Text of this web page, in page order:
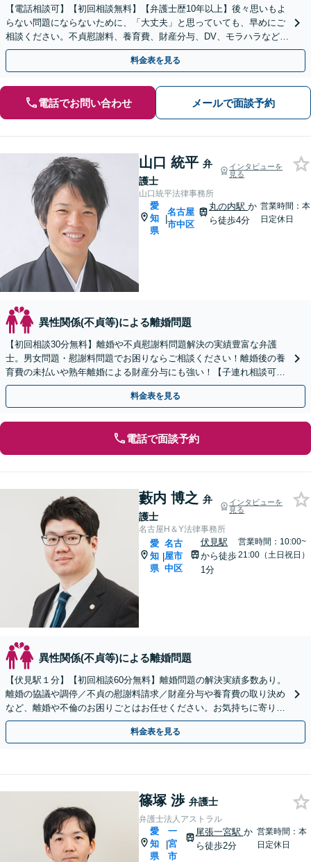
【電話相談可】【初回相談無料】【弁護士歴10年以上】後々思いもよ
らない問題にならないために、「大丈夫」と思っていても、早めにご
相談ください。不貞慰謝料、養育費、財産分与、DV、モラハラなど
【出張相談可】【名古屋駅10分】
料金表を見る
電話でお問い合わせ メールで面談予約
山口 統平 弁
護士
インタビューを
見る
山口統平法律事務所
愛
知
県
|
名古屋
市中区
丸の内駅か
ら徒歩4分
営業時間：本
日定休日
異性関係(不貞等)による離婚問題
【初回相談30分無料】離婚や不貞慰謝料問題解決の実績豊富な弁護
士。男女問題・慰謝料問題でお困りならご相談ください！離婚後の養
育費の未払いや熟年離婚による財産分与にも強い！【子連れ相談可】
【完全個室】【名古屋市「丸の内」駅4分】
料金表を見る
電話で面談予約
藪内 博之 弁
護士
インタビューを
見る
名古屋H＆Y法律事務所
愛
知
県
|
名古
屋市
中区
伏見駅
から徒歩
1分
営業時間：10:00~
21:00（土日祝日）
異性関係(不貞等)による離婚問題
【伏見駅１分】【初回相談60分無料】離婚問題の解決実績多数あり。
離婚の協議や調停／不貞の慰謝料請求／財産分与や養育費の取り決め
など、離婚や不倫のお困りごとはお任せください。お気持ちに寄り添
いご意向に沿う解決を目指します【電話・Web相談可】
料金表を見る
篠塚 渉 弁護士
弁護士法人アストラル
愛
知
県
|
一
宮
市
尾張一宮駅 か
ら徒歩2分
営業時間：本
日定休日